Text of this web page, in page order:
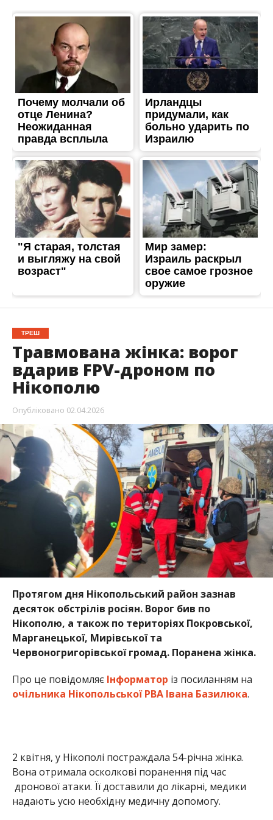
ТРЕШ
Травмована жінка: ворог
вдарив FPV-дроном по
Нікополю
Опубліковано 02.04.2026
Протягом дня Нікопольський район зазнав
десяток обстрілів росіян. Ворог бив по
Нікополю, а також по територіях Покровської,
Марганецької, Мирівської та
Червоногригорівської громад. Поранена жінка.
Про це повідомляє Інформатор із посиланням на
очільника Нікопольської РВА Івана Базилюка.
2 квітня, у Нікополі постраждала 54-річна жінка.
Вона отримала осколкові поранення під час
дронової атаки. Її доставили до лікарні, медики
надають усю необхідну медичну допомогу.